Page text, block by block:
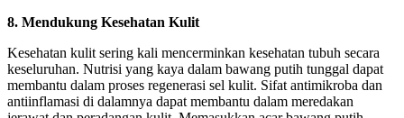
8. Mendukung Kesehatan Kulit
Kesehatan kulit sering kali mencerminkan kesehatan tubuh secara
keseluruhan. Nutrisi yang kaya dalam bawang putih tunggal dapat
membantu dalam proses regenerasi sel kulit. Sifat antimikroba dan
antiinflamasi di dalamnya dapat membantu dalam meredakan